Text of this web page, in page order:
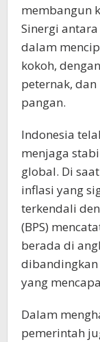
membangun
Sinergi
dalam
kokoh,
peternak,
pangan.
Indonesia
menjaga
global. Di
inflasi yang
terkendali
(BPS)
berada di
yang
Dalam
pemerintah